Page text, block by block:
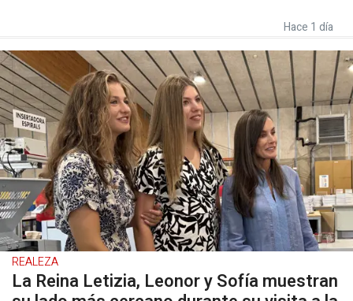
Hace 1 día
REALEZA
La Reina Letizia, Leonor y Sofía muestran